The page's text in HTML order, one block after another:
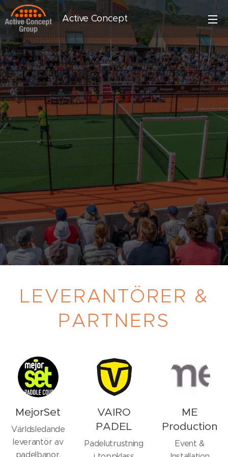
Active Concept
Group
LEVERANTÖRER &
PARTNERS
MejorSet
Världsledande
leverantör av
padelbanor.
VAIRO
PADEL
Padelutrustning
ME
Production
Event &